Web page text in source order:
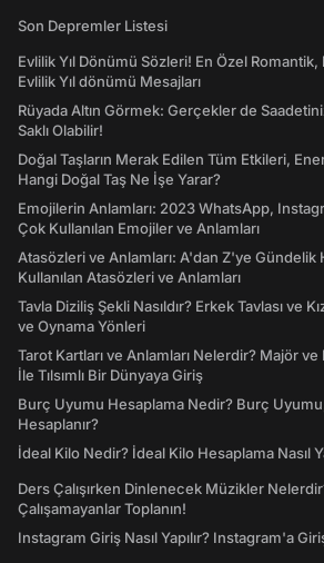
Son Depremler Listesi
Evlilik Yıl Dönümü Sözleri! En Özel
Evlilik Yıl dönümü Mesajları
Rüyada Altın Görmek: Gerçekler de
Saklı Olabilir!
Doğal Taşların Merak Edilen Tüm Etkileri,
Hangi Doğal Taş Ne İşe Yarar?
Emojilerin Anlamları: 2023 WhatsApp,
Çok Kullanılan Emojiler ve Anlamları
Atasözleri ve Anlamları: A'dan Z'ye Gündelik
Kullanılan Atasözleri ve Anlamları
Tavla Diziliş Şekli Nasıldır? Erkek Tavlası ve
ve Oynama Yönleri
Tarot Kartları ve Anlamları Nelerdir? Majör
İle Tılsımlı Bir Dünyaya Giriş
Burç Uyumu Hesaplama Nedir? Burç
Hesaplanır?
İdeal Kilo Nedir? İdeal Kilo Hesaplama Nasıl
Ders Çalışırken Dinlenecek Müzikler
Çalışamayanlar Toplanın!
Instagram Giriş Nasıl Yapılır? Instagram'a